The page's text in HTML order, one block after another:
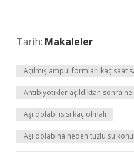
Tarih: Makaleler
Açılmış ampul formları kaç saat
Antibiyotikler açıldıktan sonra
Aşı dolabı ısısı kaç olmalı
Aşı dolabına neden tuzlu su